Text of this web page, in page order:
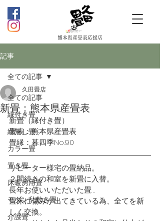
熊本県産畳表応援店
記事
全ての記事
縁付き畳
縁無し畳
カラー畳
置き畳
床暖房用畳
モダン乱敷き畳
介護畳
全ての記事
新畳：熊本県産畳表
久田畳店
新畳（縁付き畳）
畳表：熊本県産畳表
畳縁：暮四季No.90
リピーター様宅の畳納品。
２間続きの和室を新畳に入替。
長年お使いいただいた畳…
畳床に傷みが出てきている為、全てを新
しく交換。